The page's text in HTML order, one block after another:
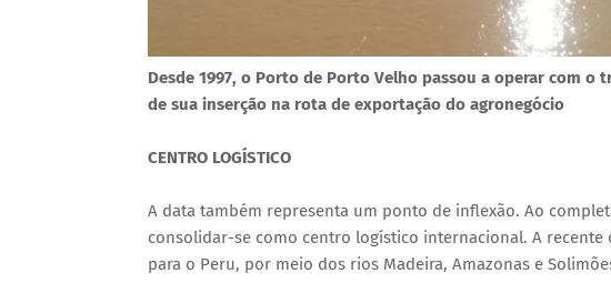
Desde 1997, o Porto de Porto Velho passou a operar com
de sua inserção na rota de exportação do agronegócio
CENTRO LOGÍSTICO
A data também representa um ponto de inflexão. Ao
consolidar-se como centro logístico internacional. A
para o Peru, por meio dos rios Madeira, Amazonas e